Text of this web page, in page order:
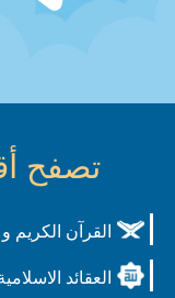
تصفح
القرآن الكريم
العقائد